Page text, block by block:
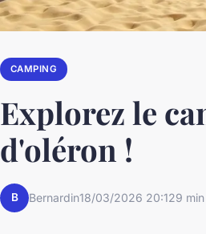
CAMPING
Explorez le
d'oléron !
B Bernardin18/03/2026 20:129